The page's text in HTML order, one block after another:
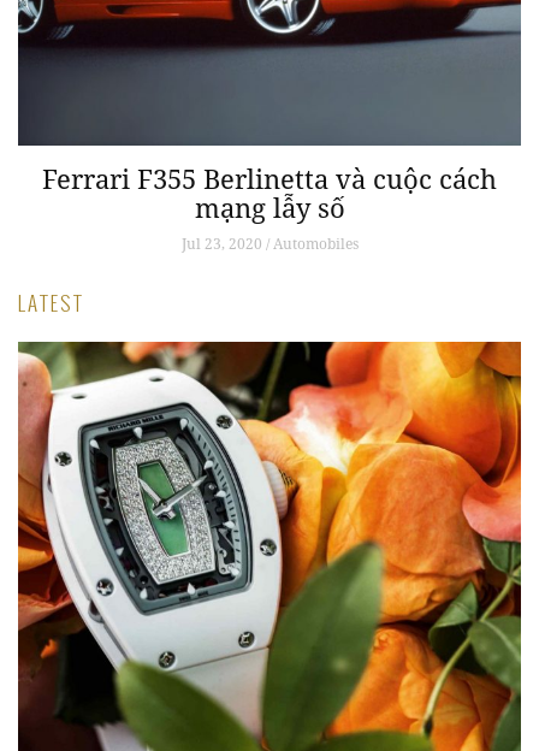
Ferrari F355 Berlinetta và cuộc cách
mạng lẫy số
Jul 23, 2020 / Automobiles
LATEST